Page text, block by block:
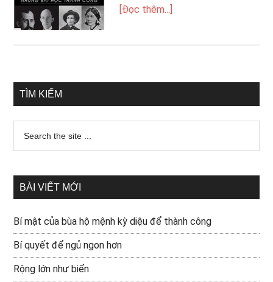
[Đọc thêm...]
TÌM KIẾM
BÀI VIẾT MỚI
Bí mật của bùa hộ mệnh kỳ diệu để thành công
Bí quyết để ngủ ngon hơn
Rộng lớn như biển